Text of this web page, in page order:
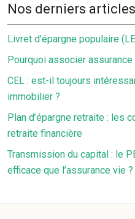
Nos derniers articles
Livret d’épargne populaire
Pourquoi associer
CEL : est-il toujours
immobilier ?
Plan d’épargne retraite : les
retraite financière
Transmission du capital : le
efficace que l’assurance vie ?